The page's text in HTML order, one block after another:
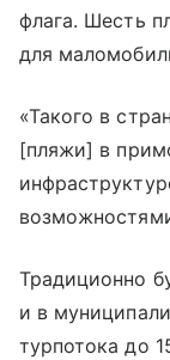
флага. Шесть
для
«Такого в
[пляжи] в
Традиционно
и в
турпотока до